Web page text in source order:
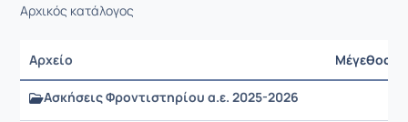
Αρχικός κατάλογος
Αρχείο Μέγεθος
Ασκήσεις Φροντιστηρίου α.ε. 2025-2026